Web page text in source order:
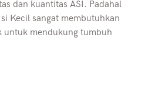
dan kuantitas ASI. Padahal
Kecil sangat membutuhkan
untuk mendukung tumbuh